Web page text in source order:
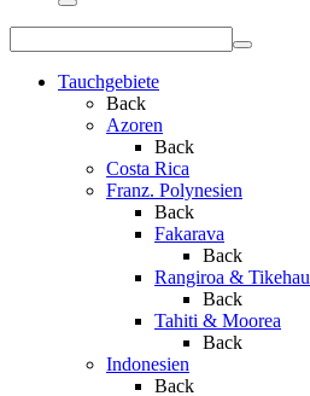
Tauchgebiete
Back
Azoren
Back
Costa Rica
Franz. Polynesien
Back
Fakarava
Back
Rangiroa & Tikehau
Back
Tahiti & Moorea
Back
Indonesien
Back